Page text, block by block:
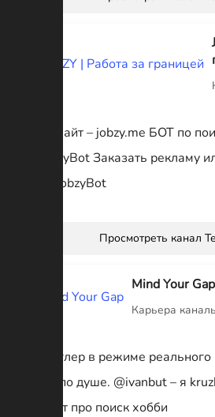
Наш сайт – jobzy.me БОТ по
@JobzyBot Заказать рекламу
@AdJobzyBot
Просмотреть канал
Mind Your Gap
Карьера
ex-гуглер в режиме
дело по душе. @ivanbut – я
проект про поиск хобби